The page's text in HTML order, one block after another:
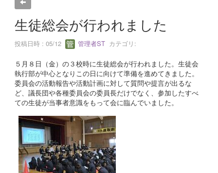
生徒総会が行われました
投稿日時 : 05/12 管理者ST カテゴリ:
５月８日（金）の３校時に生徒総会が行われました。生徒会
執行部が中心となりこの日に向けて準備を進めてきました。
委員会の活動報告や活動計画に対して質問や提言が出るな
ど、議長団や各種委員会の委員長だけでなく、参加したすべ
ての生徒が当事者意識をもって会に臨んでいました。